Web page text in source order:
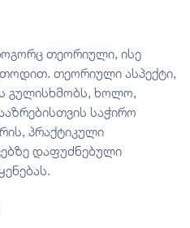
თეორიული, ისე
თეორიული ასპექტი,
გულისხმობს, ხოლო,
საჭირო
პრაქტიკული
დაფუძნებული